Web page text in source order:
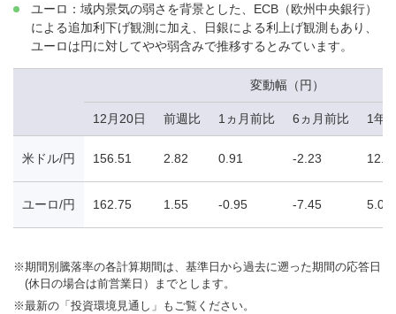
ユーロ：域内景気の弱さを背景とした、ECB（欧州中央銀行）
による追加利下げ観測に加え、日銀による利上げ観測もあり、
ユーロは円に対してやや弱含みで推移するとみています。
変動幅（円）
12月20日 前週比 1ヵ月前比 6ヵ月前比 1年
米ドル/円 156.51 2.82 0.91 -2.23
ユーロ/円 162.75 1.55 -0.95 -7.45 5.06
※期間別騰落率の各計算期間は、基準日から過去に遡った期間の応答日
(休日の場合は前営業日）までとします。
※最新の「投資環境見通し」もご覧ください。